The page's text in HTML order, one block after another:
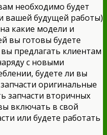
необходимо будет
вашей будущей работы)
какие модели и
вы готовы будете
предлагать клиентам
с новыми
будете ли вы
оригинальные
запчасти вторичных
включать в свой
или будете работать